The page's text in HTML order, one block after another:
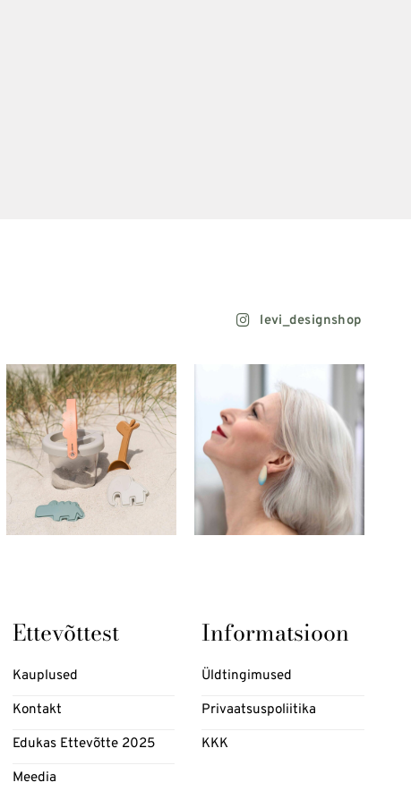
levi_designshop
Ettevõttest
Kauplused
Kontakt
Edukas Ettevõtte 2025
Meedia
Informatsioon
Üldtingimused
Privaatsuspoliitika
KKK